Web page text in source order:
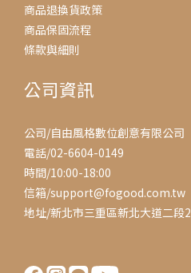
商品退換貨政策
商品保固流程
條款與細則
公司資訊
公司/自由風格數位創意有限公司
電話/02-6604-0149
時間/10:00-18:00
信箱/support@fogood.com.tw
地址/新北市三重區新北大道二段